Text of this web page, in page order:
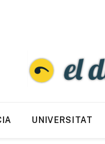
UNIVERSITAT